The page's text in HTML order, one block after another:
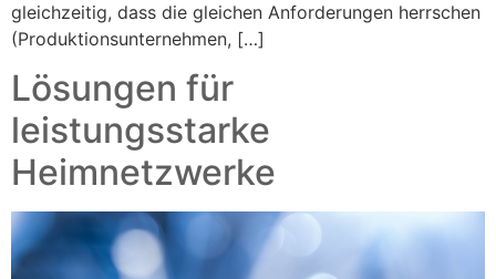
gleichzeitig, dass die gleichen Anforderungen herrschen
(Produktionsunternehmen, […]
Lösungen für
leistungsstarke
Heimnetzwerke